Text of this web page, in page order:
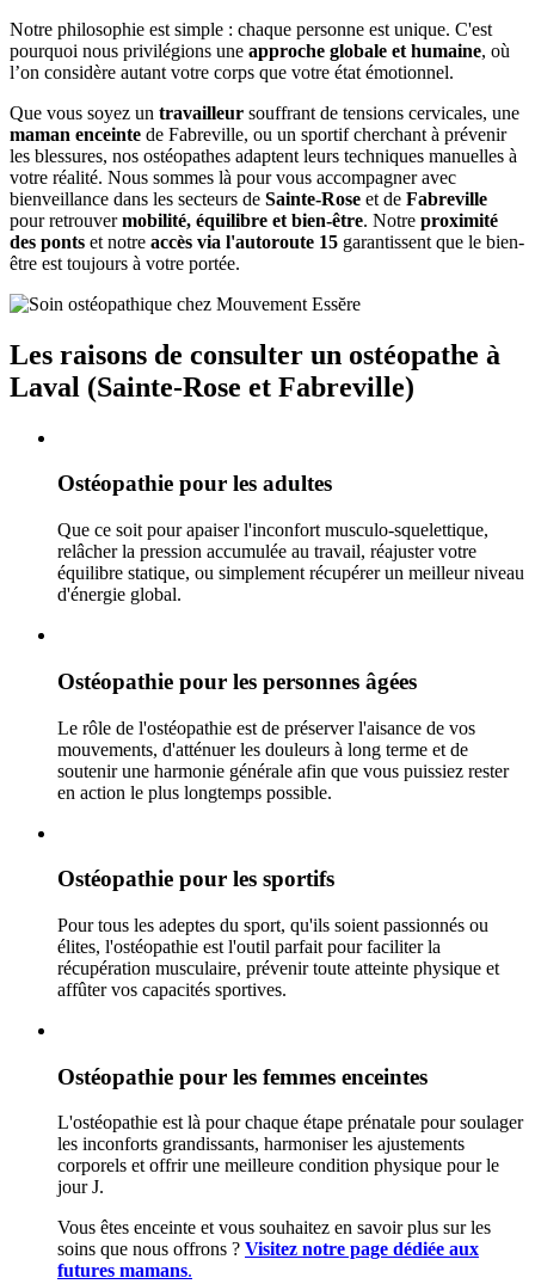
Notre philosophie est simple : chaque personne est unique. C'est
pourquoi nous privilégions une approche globale et humaine, où
l’on considère autant votre corps que votre état émotionnel.
Que vous soyez un travailleur souffrant de tensions cervicales, une
maman enceinte de Fabreville, ou un sportif cherchant à prévenir
les blessures, nos ostéopathes adaptent leurs techniques manuelles à
votre réalité. Nous sommes là pour vous accompagner avec
bienveillance dans les secteurs de Sainte-Rose et de Fabreville
pour retrouvermobilité, équilibre et bien-être. Notre proximité
des ponts et notre accès via l'autoroute 15 garantissent que le bien-
être est toujours à votre portée.
Les raisons de consulter un ostéopathe à
Laval (Sainte-Rose et Fabreville)
Ostéopathie pour les adultes
Que ce soit pour apaiser l'inconfort musculo-squelettique,
relâcher la pression accumulée au travail, réajuster votre
équilibre statique, ou simplement récupérer un meilleur niveau
d'énergie global.
Ostéopathie pour les personnes âgées
Le rôle de l'ostéopathie est de préserver l'aisance de vos
mouvements, d'atténuer les douleurs à long terme et de
soutenir une harmonie générale afin que vous puissiez rester
en action le plus longtemps possible.
Ostéopathie pour les sportifs
Pour tous les adeptes du sport, qu'ils soient passionnés ou
élites, l'ostéopathie est l'outil parfait pour faciliter la
récupération musculaire, prévenir toute atteinte physique et
affûter vos capacités sportives.
Ostéopathie pour les femmes enceintes
L'ostéopathie est là pour chaque étape prénatale pour soulager
les inconforts grandissants, harmoniser les ajustements
corporels et offrir une meilleure condition physique pour le
jour J.
Vous êtes enceinte et vous souhaitez en savoir plus sur les
soins que nous offrons ? Visitez notre page dédiée aux
futures mamans.